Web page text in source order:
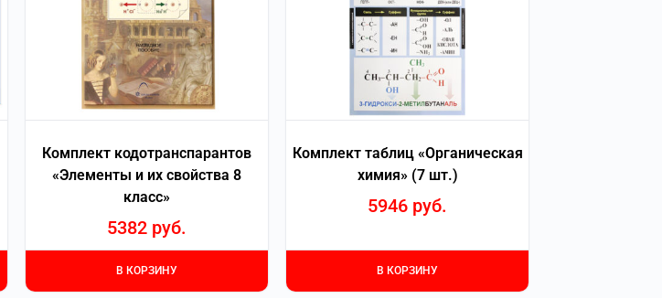
Комплект кодотранспарантов
«Элементы и их свойства 8
класс»
5382 руб.
В КОРЗИНУ
Комплект таблиц «Органическая
химия» (7 шт.)
5946 руб.
В КОРЗИНУ